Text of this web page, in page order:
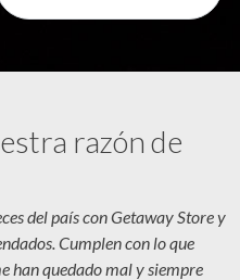
razón de
del país con Getaway Store y
Cumplen con lo que
han quedado mal y siempre